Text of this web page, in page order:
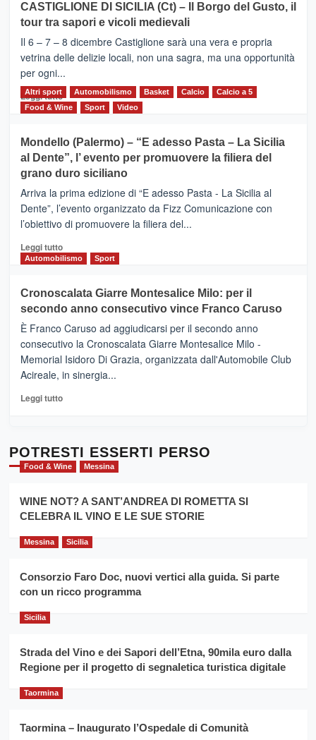
MOIO
ALCANTARA
–
Vivicittà,
alla
scoperta
del
territorio,
e
messaggi
di
CASTIGLIONE DI SICILIA (Ct) – Il Borgo del Gusto, il
tour tra sapori e vicoli medievali
Il 6 – 7 – 8 dicembre Castiglione sarà una vera e propria
vetrina delle delizie locali, non una sagra, ma una opportunità
per ogni...
Leggi tuttoLeggi
di
CASTIGLIONE
DI
SICILIA
(Ct)
–
Il
Borgo
Gusto,
il
tra
sapori
vicoli
medievali
Altri sport Automobilismo Basket Calcio
Calcio a 5
Food & Wine
Sport Video
Mondello (Palermo) – “E adesso Pasta – La Sicilia
al Dente”, l’ evento per promuovere la filiera del
grano duro siciliano
Arriva la prima edizione di “E adesso Pasta - La Sicilia al
Dente”, l’evento organizzato da Fizz Comunicazione con
l’obiettivo di promuovere la filiera del...
Leggi tuttoLeggi
di
Mondello
(Palermo)
–
“E
adesso
Pasta
–
Sicilia
l’
evento
per
la
filiera
grano
Automobilismo Sport
Cronoscalata Giarre Montesalice Milo: per il
secondo anno consecutivo vince Franco Caruso
È Franco Caruso ad aggiudicarsi per il secondo anno
consecutivo la Cronoscalata Giarre Montesalice Milo -
Memorial Isidoro Di Grazia, organizzata dall'Automobile Club
Acireale, in sinergia...
Leggi tuttoLeggi
Cronoscalata
Giarre
Montesalice
per
il
anno
Franco
Caruso
POTRESTI ESSERTI PERSO
Food & Wine Messina
WINE NOT? A SANT’ANDREA DI ROMETTA SI
CELEBRA IL VINO E LE SUE STORIE
Messina Sicilia
Consorzio Faro Doc, nuovi vertici alla guida. Si parte
con un ricco programma
Sicilia
Strada del Vino e dei Sapori dell’Etna, 90mila euro dalla
Regione per il progetto di segnaletica turistica digitale
Taormina
Taormina – Inaugurato l’Ospedale di Comunità